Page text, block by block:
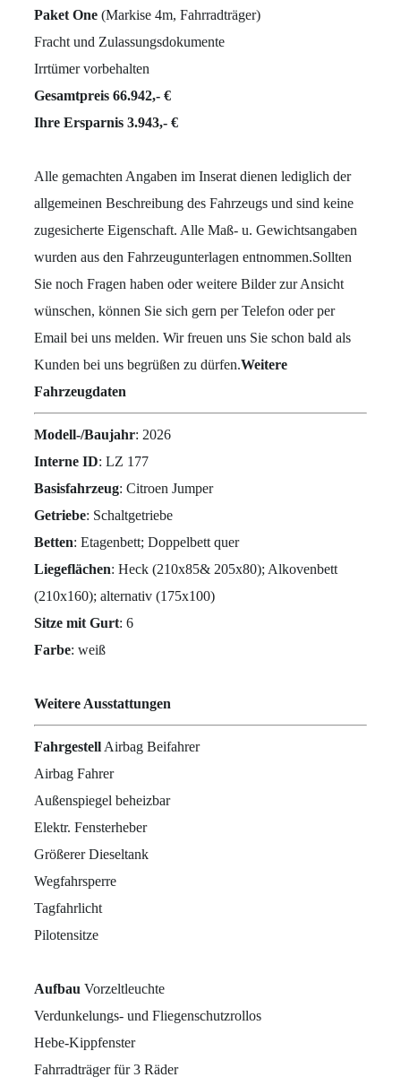
Paket One (Markise 4m, Fahrradträger)
Fracht und Zulassungsdokumente
Irrtümer vorbehalten
Gesamtpreis 66.942,- €
Ihre Ersparnis 3.943,- €
Alle gemachten Angaben im Inserat dienen lediglich der
allgemeinen Beschreibung des Fahrzeugs und sind keine
zugesicherte Eigenschaft. Alle Maß- u. Gewichtsangaben
wurden aus den Fahrzeugunterlagen entnommen.Sollten
Sie noch Fragen haben oder weitere Bilder zur Ansicht
wünschen, können Sie sich gern per Telefon oder per
Email bei uns melden. Wir freuen uns Sie schon bald als
Kunden bei uns begrüßen zu dürfen.Weitere
Fahrzeugdaten
Modell-/Baujahr: 2026
Interne ID: LZ 177
Basisfahrzeug: Citroen Jumper
Getriebe: Schaltgetriebe
Betten: Etagenbett; Doppelbett quer
Liegeflächen: Heck (210x85& 205x80); Alkovenbett
(210x160); alternativ (175x100)
Sitze mit Gurt: 6
Farbe: weiß
Weitere Ausstattungen
Fahrgestell Airbag Beifahrer
Airbag Fahrer
Außenspiegel beheizbar
Elektr. Fensterheber
Größerer Dieseltank
Wegfahrsperre
Tagfahrlicht
Pilotensitze
Aufbau Vorzeltleuchte
Verdunkelungs- und Fliegenschutzrollos
Hebe-Kippfenster
Fahrradträger für 3 Räder